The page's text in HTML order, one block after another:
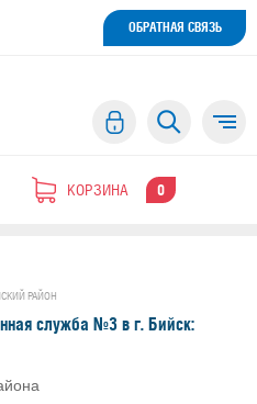
ОБРАТНАЯ СВЯЗЬ
КОРЗИНА 0
РАЙОН
служба №3 в г. Бийск: